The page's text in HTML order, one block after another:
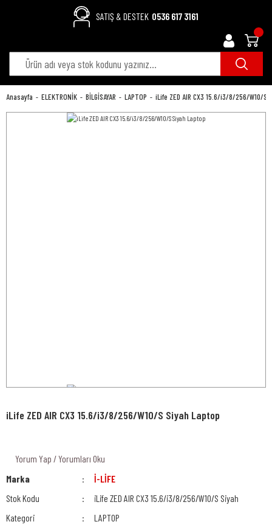
SATIŞ & DESTEK 0536 617 3161
Anasayfa ELEKTRONİK BİLGİSAYAR LAPTOP iLife ZED AIR CX3 15.6/i3/8/256/W10/S
iLife ZED AIR CX3 15.6/i3/8/256/W10/S Siyah Laptop
Yorum Yap / Yorumları Oku
Marka
İ-LİFE
Stok Kodu
iLife ZED AIR CX3 15.6/i3/8/256/W10/S Siyah
Kategori
LAPTOP